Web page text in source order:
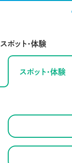
スポット・体験
スポット・体験